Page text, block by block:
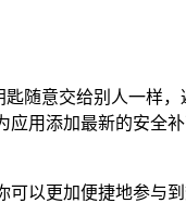
随意交给别人一样
用添加最新的安全
以更加便捷地参与